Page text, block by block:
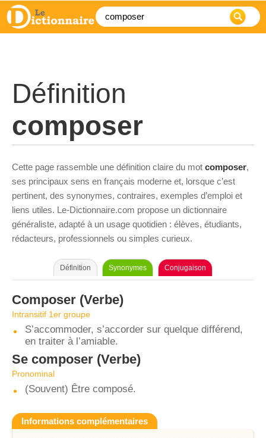
Définition
composer
Cette page rassemble une définition claire du mot composer,
ses principaux sens en français moderne et, lorsque c’est
pertinent, des synonymes, contraires, exemples d’emploi et
liens utiles. Le-Dictionnaire.com propose un dictionnaire
généraliste, adapté à un usage quotidien : élèves, étudiants,
rédacteurs, professionnels ou simples curieux.
Définition Synonymes Conjugaison
Composer (Verbe)
Intransitif 1er groupe
S’accommoder, s’accorder sur quelque différend,
en traiter à l’amiable.
Se composer (Verbe)
Pronominal
(Souvent) Être composé.
Informations complémentaires